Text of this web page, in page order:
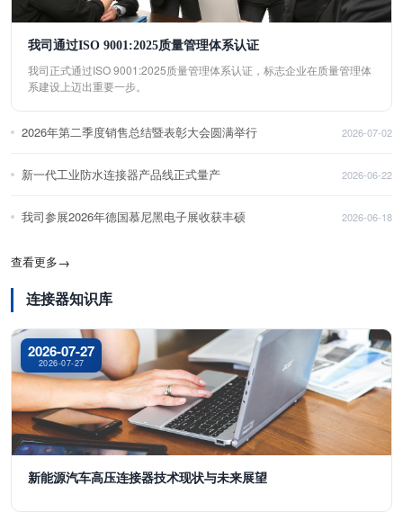
我司通过ISO 9001:2025质量管理体系认证
我司正式通过ISO 9001:2025质量管理体系认证，标志企业在质量管理体
系建设上迈出重要一步。
2026年第二季度销售总结暨表彰大会圆满举行 2026-07-02
新一代工业防水连接器产品线正式量产 2026-06-22
我司参展2026年德国慕尼黑电子展收获丰硕 2026-06-18
查看更多→
连接器知识库
2026-07-27
2026-07-27
新能源汽车高压连接器技术现状与未来展望